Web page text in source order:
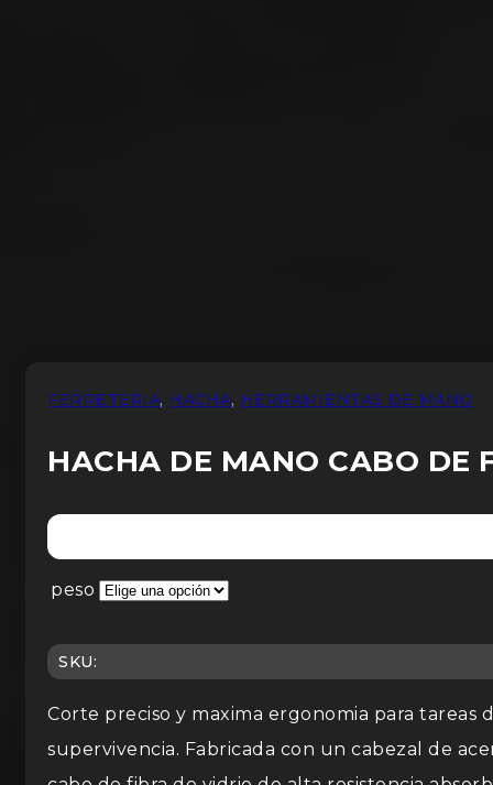
FERRETERIA, HACHA, HERRAMIENTAS DE MANO
HACHA DE MANO CABO DE
peso
SKU:
Corte preciso y maxima ergonomia para
supervivencia. Fabricada con un cabezal de